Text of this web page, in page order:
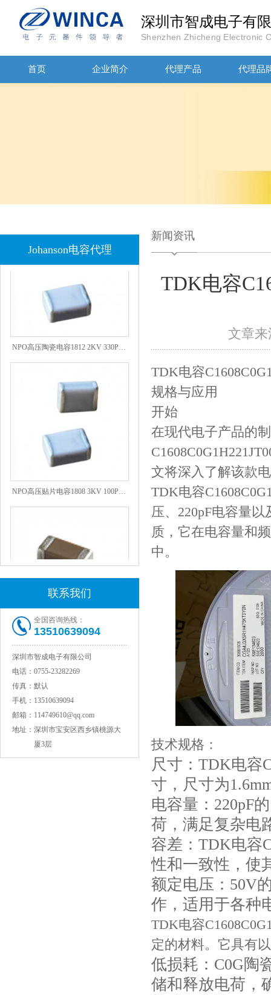
深圳市智成电子有
Shenzhen Zhicheng Electronic
首页 企业简介 代理产品 代理品
Johanson电容代理
NPO高压陶瓷电容1812 2KV 330PF 5%精度
NPO高压贴片电容1808 3KV 100PF J
联系我们
全国咨询热线：
13510639094
深圳市智成电子有限公司
电话： 0755-23282269
传真： 默认
手机： 13510639094
邮箱： 114749610@qq.com
地址： 深圳市宝安区西乡镇桃源大
厦3层
新闻资讯
TDK电容
文章
TDK电容
规格与应用
开始
在现代电子产品的
文将深入了解该款
TDK电容
压、220pF电容量
质，它在电容量和
中。
技术规格：
尺寸：TDK电容
寸，尺寸为
电容量：220pF
荷，满足复杂电
容差：TDK电容
性和一致性，使
额定电压：50V
作，适用于各种
TDK电容
定的材料。它具有
低损耗：C0G陶
储和释放电荷，